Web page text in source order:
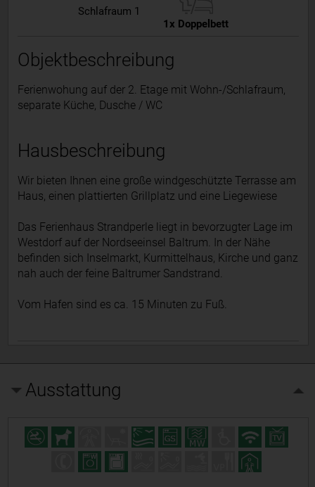
Schlafraum 1
1x Doppelbett
Objektbeschreibung
Ferienwohung auf der 2. Etage mit Wohn-/Schlafraum,
separate Küche, Dusche / WC
Hausbeschreibung
Wir bieten Ihnen eine große windgeschützte Terrasse am
Haus, einen plattierten Grillplatz und eine Liegewiese
Das Ferienhaus Strandperle liegt in bevorzugter Lage im
Westdorf auf der Nordseeinsel Baltrum. In der Nähe
befinden sich Inselmarkt, Kurmittelhaus, Kirche und ganz
nah auch der feine Baltrumer Sandstrand.
Vom Hafen sind es ca. 15 Minuten zu Fuß.
Ausstattung